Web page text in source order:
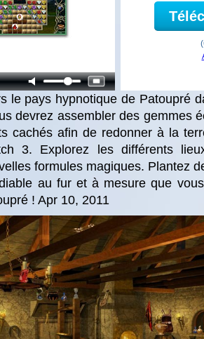
le pays hypnotique de Patoupré
devrez assembler des gemmes
cachés afin de redonner à la
3. Explorez les différents
formules magiques. Plantez
au fur et à mesure que
! Apr 10, 2011